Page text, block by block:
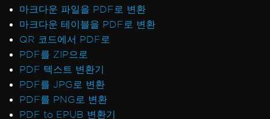
마크다운 파일을 PDF로 변환
마크다운 테이블을 PDF로 변환
QR 코드에서 PDF로
PDF를 ZIP으로
PDF 텍스트 변환기
PDF를 JPG로 변환
PDF를 PNG로 변환
PDF to EPUB 변환기